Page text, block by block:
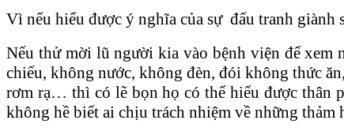
Vì nếu hiểu được ý nghĩa của sự đấu tranh
Nếu thử mời lũ người kia vào bệnh viện để xem
chiếu, không nước, không đèn, đói không thức
rơm rạ… thì có lẽ bọn họ có thể hiểu được thân
không hề biết ai chịu trách nhiệm về những thảm